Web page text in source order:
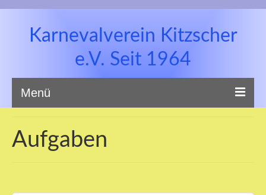
Karnevalverein Kitzscher
e.V. Seit 1964
Menü
Aufgaben